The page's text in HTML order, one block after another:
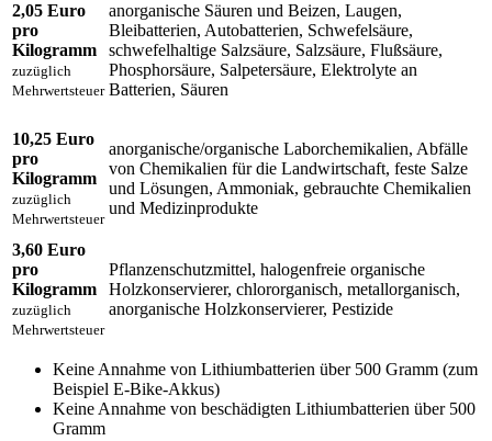
2,05 Euro
pro
Kilogramm
zuzüglich
Mehrwertsteuer
anorganische Säuren und Beizen, Laugen,
Bleibatterien, Autobatterien, Schwefelsäure,
schwefelhaltige Salzsäure, Salzsäure, Flußsäure,
Phosphorsäure, Salpetersäure, Elektrolyte an
Batterien, Säuren
10,25 Euro
pro
Kilogramm
zuzüglich
Mehrwertsteuer
anorganische/organische Laborchemikalien, Abfälle
von Chemikalien für die Landwirtschaft, feste Salze
und Lösungen, Ammoniak, gebrauchte Chemikalien
und Medizinprodukte
3,60 Euro
pro
Kilogramm
zuzüglich
Mehrwertsteuer
Pflanzenschutzmittel, halogenfreie organische
Holzkonservierer, chlororganisch, metallorganisch,
anorganische Holzkonservierer, Pestizide
Keine Annahme von Lithiumbatterien über 500 Gramm (zum
Beispiel E-Bike-Akkus)
Keine Annahme von beschädigten Lithiumbatterien über 500
Gramm